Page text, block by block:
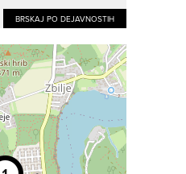
BRSKAJ PO DEJAVNOSTIH